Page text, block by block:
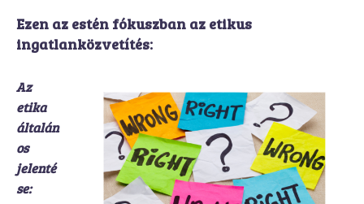
Ezen az estén fókuszban az etikus
ingatlanközvetítés:
Az
etika
általán
os
jelenté
se: